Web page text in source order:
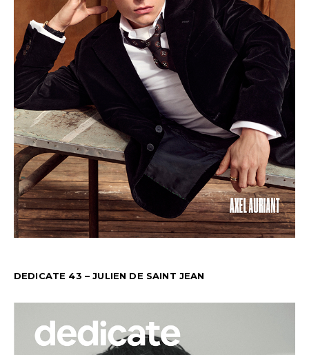
DEDICATE 43 – JULIEN DE SAINT JEAN